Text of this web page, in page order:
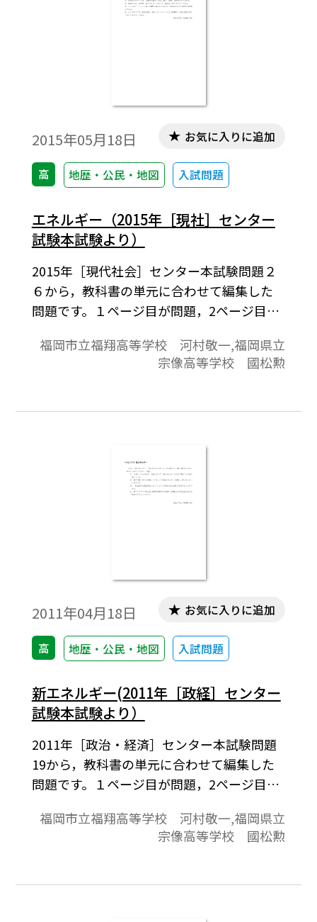
2015年05月18日
高 地歴・公民・地図 入試問題
お気に入りに追加
エネルギー（2015年［現社］センター
試験本試験より）
2015年［現代社会］センター本試験問題２
６から，教科書の単元に合わせて編集した
問題です。１ページ目が問題，2ページ目が
福岡市立福翔高等学校 河村敬一,福岡県立
宗像高等学校 國松勲
2011年04月18日
高 地歴・公民・地図 入試問題
お気に入りに追加
新エネルギー(2011年［政経］センター
試験本試験より）
2011年［政治・経済］センター本試験問題
19から，教科書の単元に合わせて編集した
問題です。１ページ目が問題，2ページ目が
福岡市立福翔高等学校 河村敬一,福岡県立
宗像高等学校 國松勲